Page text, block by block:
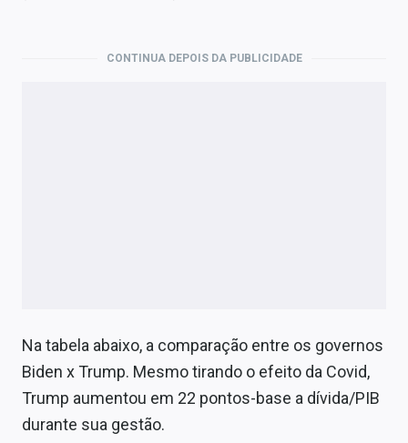
CONTINUA DEPOIS DA PUBLICIDADE
Na tabela abaixo, a comparação entre os governos
Biden x Trump. Mesmo tirando o efeito da Covid,
Trump aumentou em 22 pontos-base a dívida/PIB
durante sua gestão.